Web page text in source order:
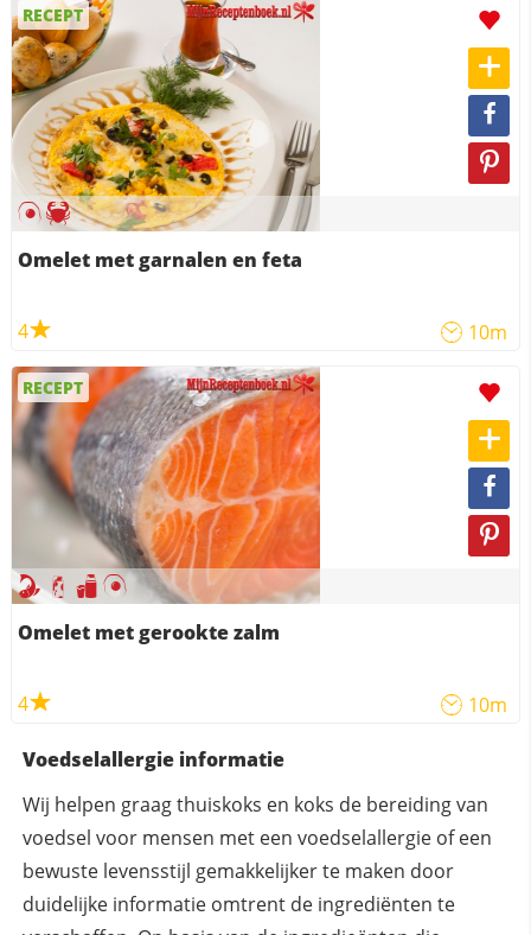
RECEPT
Omelet met garnalen en feta
4 10m
RECEPT
Omelet met gerookte zalm
4 10m
Voedselallergie informatie
Wij helpen graag thuiskoks en koks de bereiding van
voedsel voor mensen met een voedselallergie of een
bewuste levensstijl gemakkelijker te maken door
duidelijke informatie omtrent de ingrediënten te